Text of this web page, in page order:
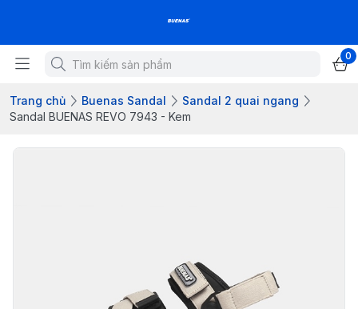
0
Trang chủ Buenas Sandal
Sandal 2 quai ngang
Sandal BUENAS REVO 7943 - Kem